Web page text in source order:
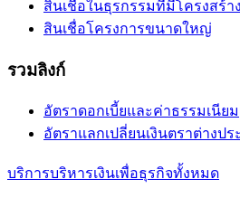
สินเชื่อในธุรกรรมที่มีโครงสร้
สินเชื่อโครงการขนาดใหญ่
รวมลิงก์
อัตราดอกเบี้ยและค่าธรรมเนียม
อัตราแลกเปลี่ยนเงินตราต่างปร
บริการบริหารเงินเพื่อธุรกิจทั้งหมด